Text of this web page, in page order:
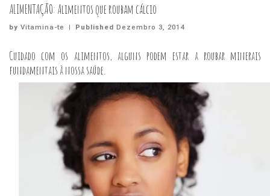
ALIMENTAÇÃO: Alimentos que roubam cálcio
by Vitamina-te | PublishedDezembro 3, 2014
Cuidado com os alimentos, alguns podem estar a roubar minerais
fundamentais à nossa saúde.